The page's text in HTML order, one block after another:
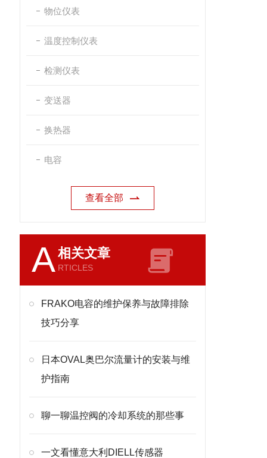
物位仪表
温度控制仪表
检测仪表
变送器
换热器
电容
查看全部
A相关文章
RTICLES
FRAKO电容的维护保养与故障排除
技巧分享
日本OVAL奥巴尔流量计的安装与维
护指南
聊一聊温控阀的冷却系统的那些事
一文看懂意大利DIELL传感器